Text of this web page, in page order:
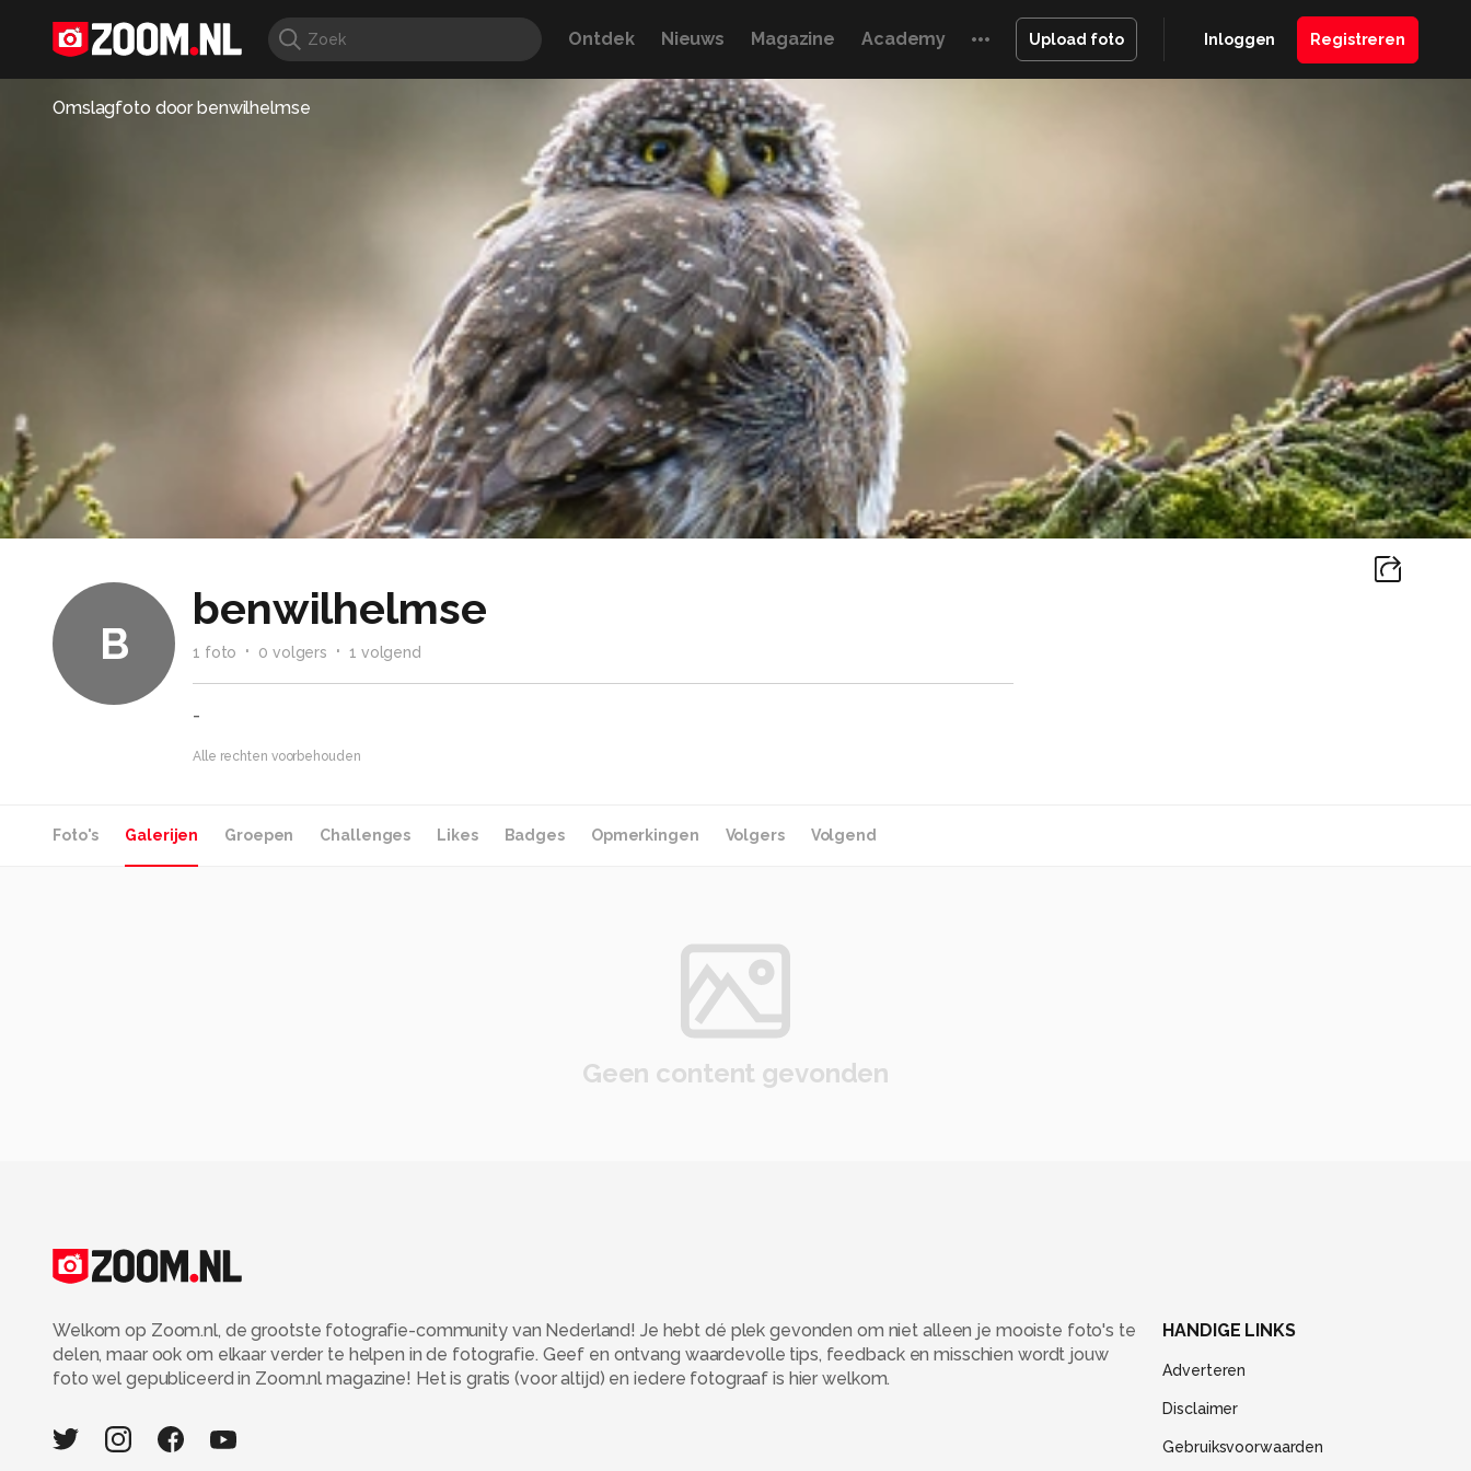
Ontdek Nieuws Magazine Academy Upload foto Inloggen Registreren
Omslagfoto doorbenwilhelmse
B
benwilhelmse
1 foto 0 volgers 1 volgend
-
Alle rechten voorbehouden
Foto's Galerijen Groepen Challenges Likes Badges Opmerkingen Volgers Volgend
Geen content gevonden
Welkom op Zoom.nl, de grootste fotografie-community van Nederland! Je hebt dé plek gevonden om niet alleen je mooiste foto's te
delen, maar ook om elkaar verder te helpen in de fotografie. Geef en ontvang waardevolle tips, feedback en misschien wordt jouw
foto wel gepubliceerd in Zoom.nl magazine! Het is gratis (voor altijd) en iedere fotograaf is hier welkom.
HANDIGE LINKS
Adverteren
Disclaimer
Gebruiksvoorwaarden